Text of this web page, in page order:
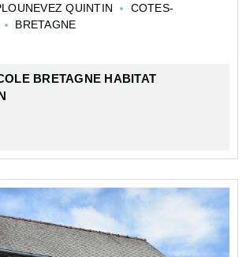
véranda, salon/salle à mang...
QUINTIN
COTES-
BRETAGNE
BRETAGNE HABITAT
l'agence